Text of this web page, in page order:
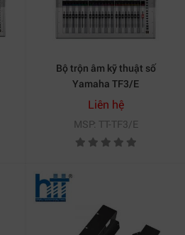
Bộ trộn âm kỹ thuật số
Yamaha TF3/E
Liên hệ
MSP: TT-TF3/E